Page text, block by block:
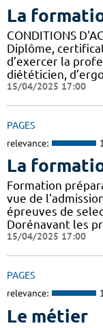
La
CONDITIONS
Diplôme,
d’exercer la
diététicien,
15/04/2025 17:00
PAGES
relevance:
La
Formation
vue de
épreuves de
Dorénavant les
15/04/2025 17:00
PAGES
relevance:
Le métier